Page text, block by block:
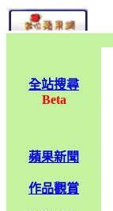
全站搜尋
Beta
蘋果新聞
作品觀賞